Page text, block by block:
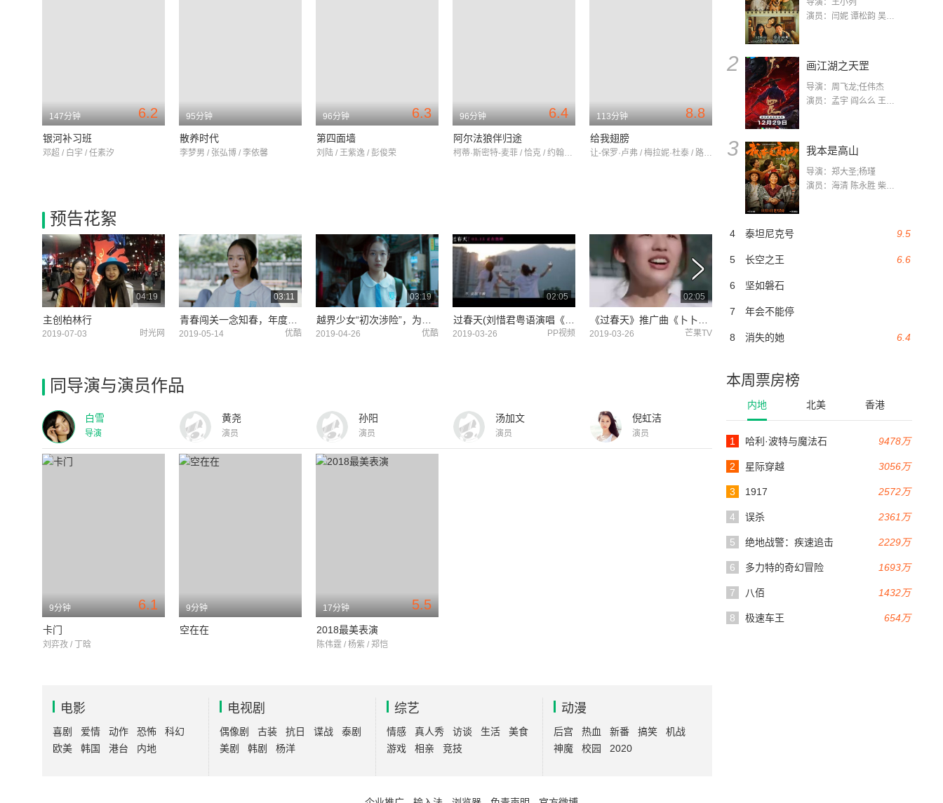
导演：王小列
演员：闫妮 谭松韵 吴京 蒋龙 赵小棠 冯雷 李虎城 平安 小七 小可乐
2 画江湖之天罡
导演：周飞龙;任伟杰
演员：孟宇 阎么么 王凯 郭政建 阎萌萌 杨默 高枫 齐斯伽 刘芊含 马程
3 我本是高山
导演：郑大圣;杨瑾
演员：海清 陈永胜 柴烨 王玥婷 万国鹏 美朵达瓦 赵瑞婷 罗解艳 郭莉娜 潘家艳
9.5
4 泰坦尼克号
6.6
5 长空之王
6 坚如磐石
7 年会不能停
6.4
8 消失的她
本周票房榜
内地 北美 香港
9478万
1 哈利·波特与魔法石
3056万
2 星际穿越
2572万
3 1917
2361万
4 误杀
2229万
5 绝地战警：疾速追击
1693万
6 多力特的奇幻冒险
1432万
7 八佰
654万
8 极速车王
6.2
147分钟
银河补习班
邓超 / 白宇 / 任素汐
95分钟
散养时代
李梦男 / 张弘博 / 李依馨
6.3
96分钟
第四面墙
刘陆 / 王紫逸 / 彭俊荣
6.4
96分钟
阿尔法狼伴归途
柯蒂·斯密特-麦菲 / 恰克 / 约翰内斯·豪克尔·约翰内森
8.8
113分钟
给我翅膀
让-保罗·卢弗 / 梅拉妮·杜泰 / 路尔斯·瓦兹奎兹
预告花絮
04:19
主创柏林行
2019-07-03 时光网
03:11
2019-05-14 优酷
03:19
2019-04-26 优酷
02:05
2019-03-26 PP视频
02:05
2019-03-26 芒果TV 2019-03-25 2019-03-20
同导演与演员作品
白雪
导演
黄尧
演员
孙阳
演员
汤加文
演员
倪虹洁
演员
6.1
9分钟
卡门
刘弈孜 / 丁晗
9分钟
空在在
5.5
17分钟
2018最美表演
陈伟霆 / 杨紫 / 郑恺
电影
喜剧 爱情 动作 恐怖
科幻
欧美
韩国 港台 内地
电视剧
偶像剧 古装 抗日 谍战
泰剧
美剧
韩剧 杨洋
综艺
情感 真人秀 访谈 生活
美食
游戏
相亲 竞技
动漫
后宫 热血 新番 搞笑
机战
神魔
校园 2020